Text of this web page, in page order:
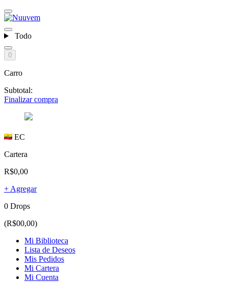
Todo
0
Carro
Subtotal:
Finalizar compra
EC
Cartera
R$0,00
+ Agregar
0 Drops
(R$00,00)
Mi Biblioteca
Lista de Deseos
Mis Pedidos
Mi Cartera
Mi Cuenta